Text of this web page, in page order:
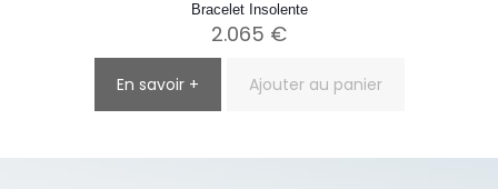
Bracelet Insolente
2.065 €
En savoir + Ajouter au panier